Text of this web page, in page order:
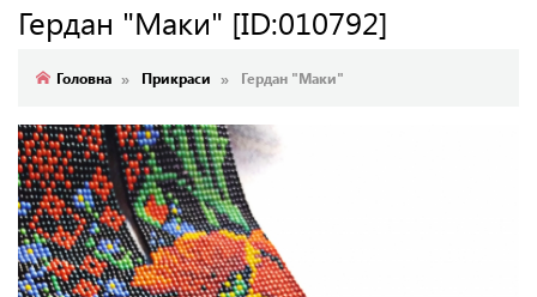
Гердан "Маки" [ID:010792]
Головна Прикраси Гердан "Маки"